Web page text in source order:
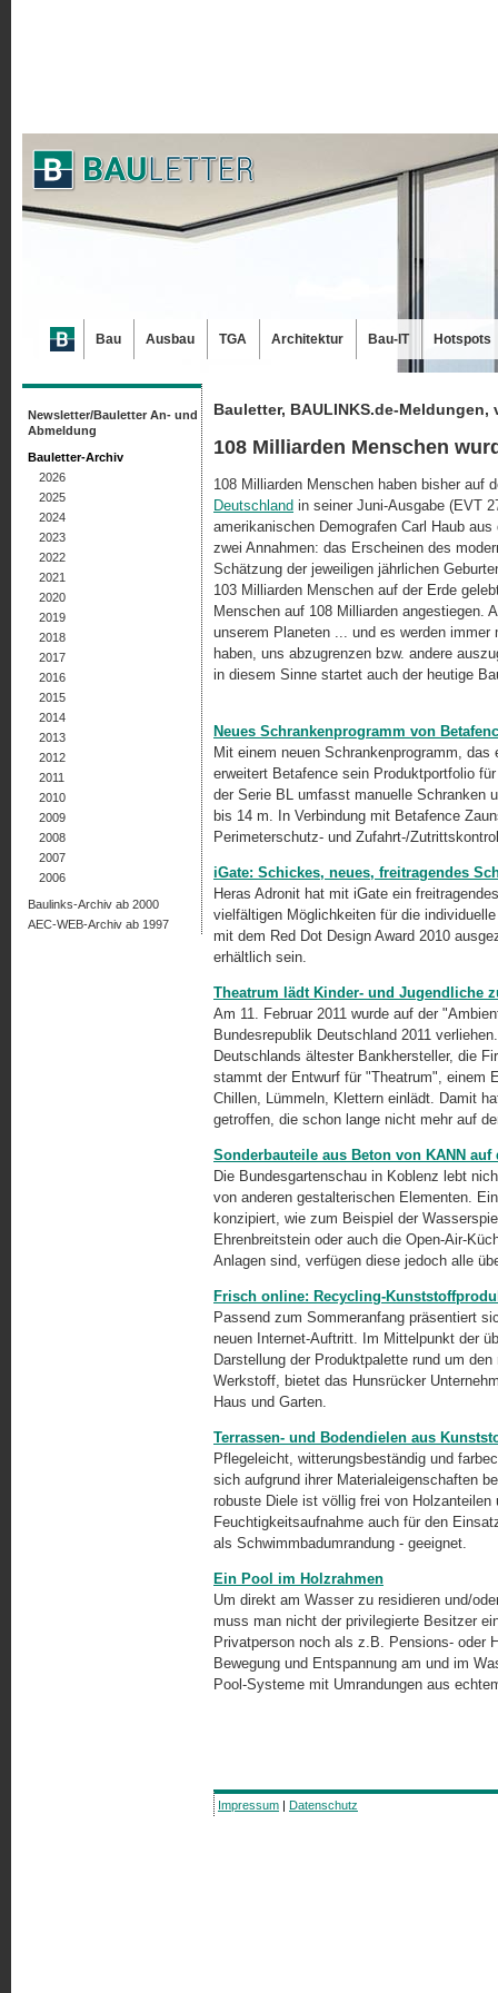
Bauletter, BAULINKS.de-Meldungen,
108 Milliarden Menschen
108 Milliarden Menschen haben bisher auf
Deutschland in seiner Juni-Ausgabe (EVT
amerikanischen Demografen Carl Haub
zwei Annahmen: das Erscheinen des
Schätzung der jeweiligen jährlichen
103 Milliarden Menschen auf der Erde
Menschen auf 108 Milliarden angestiegen.
unserem Planeten ... und es werden
haben, uns abzugrenzen bzw. andere
in diesem Sinne startet auch der heutige
Neues Schrankenprogramm von
Mit einem neuen Schrankenprogramm,
erweitert Betafence sein Produktportfolio
der Serie BL umfasst manuelle Schranken
bis 14 m. In Verbindung mit Betafence
Perimeterschutz- und Zufahrt-/
iGate: Schickes, neues, freitragendes
Heras Adronit hat mit iGate ein
vielfältigen Möglichkeiten für die
mit dem Red Dot Design Award 2010
erhältlich sein.
Theatrum lädt Kinder- und Jugendliche
Am 11. Februar 2011 wurde auf der
Bundesrepublik Deutschland 2011
Deutschlands ältester Bankhersteller, die
stammt der Entwurf für "Theatrum", einem
Chillen, Lümmeln, Klettern einlädt. Damit
getroffen, die schon lange nicht mehr auf
Sonderbauteile aus Beton von KANN auf
Die Bundesgartenschau in Koblenz lebt
von anderen gestalterischen Elementen.
konzipiert, wie zum Beispiel der
Ehrenbreitstein oder auch die Open-Air-
Anlagen sind, verfügen diese jedoch alle
Frisch online: Recycling-
Passend zum Sommeranfang präsentiert
neuen Internet-Auftritt. Im Mittelpunkt der
Darstellung der Produktpalette rund um
Werkstoff, bietet das Hunsrücker
Haus und Garten.
Terrassen- und Bodendielen aus
Pflegeleicht, witterungsbeständig und
sich aufgrund ihrer Materialeigenschaften
robuste Diele ist völlig frei von Holzanteilen
Feuchtigkeitsaufnahme auch für den
als Schwimmbadumrandung - geeignet.
Ein Pool im Holzrahmen
Um direkt am Wasser zu residieren und/
muss man nicht der privilegierte Besitzer
Privatperson noch als z.B. Pensions- oder
Bewegung und Entspannung am und im
Pool-Systeme mit Umrandungen aus
Newsletter/Bauletter An- und
Abmeldung
Bauletter-Archiv
2026
2025
2024
2023
2022
2021
2020
2019
2018
2017
2016
2015
2014
2013
2012
2011
2010
2009
2008
2007
2006
Baulinks-Archiv ab 2000
AEC-WEB-Archiv ab 1997
Impressum | Datenschutz
Bau Ausbau TGA Architektur Bau-IT Hotspots